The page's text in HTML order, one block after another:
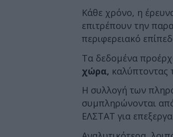
Κάθε χρόνο, η
επιτρέπουν την
περιφερειακό
Τα δεδομένα
χώρα, καλύπτοντας
Η συλλογή των
συμπληρώνονται
ΕΛΣΤΑΤ για